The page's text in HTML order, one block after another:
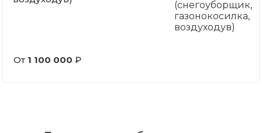
От 1 100 000 ₽